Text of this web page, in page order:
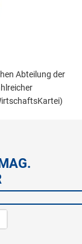
Abteilung der